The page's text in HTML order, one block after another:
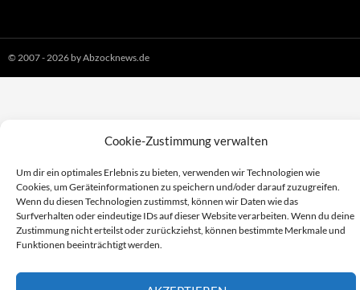
Cookie-Zustimmung verwalten
Um dir ein optimales Erlebnis zu bieten, verwenden wir Technologien wie
Cookies, um Geräteinformationen zu speichern und/oder darauf zuzugreifen.
Wenn du diesen Technologien zustimmst, können wir Daten wie das
Surfverhalten oder eindeutige IDs auf dieser Website verarbeiten. Wenn du deine
Zustimmung nicht erteilst oder zurückziehst, können bestimmte Merkmale und
Funktionen beeinträchtigt werden.
© 2007 - 2026 by Abzocknews.de